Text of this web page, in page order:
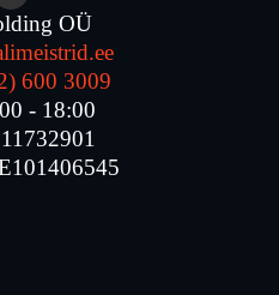
OÜ
600 3009
- 18:00